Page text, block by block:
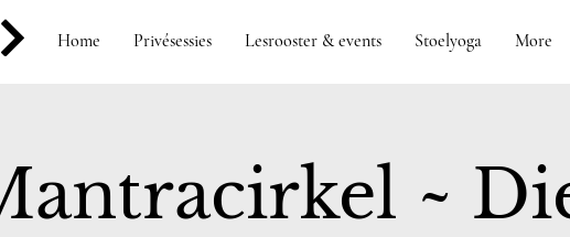
Home Privésessies Lesrooster & events Stoelyoga More
~